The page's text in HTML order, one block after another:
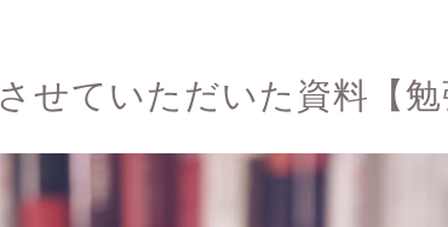
せていただいた資料【勉